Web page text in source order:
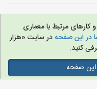
مرتبط با معماری
در این صفحهدر سایت «هزار
کنید.
این صفحه